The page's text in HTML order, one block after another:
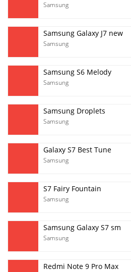
Samsung
Samsung Galaxy J7 new
Samsung
Samsung S6 Melody
Samsung
Samsung Droplets
Samsung
Galaxy S7 Best Tune
Samsung
S7 Fairy Fountain
Samsung
Samsung Galaxy S7 sm
Samsung
Redmi Note 9 Pro Max